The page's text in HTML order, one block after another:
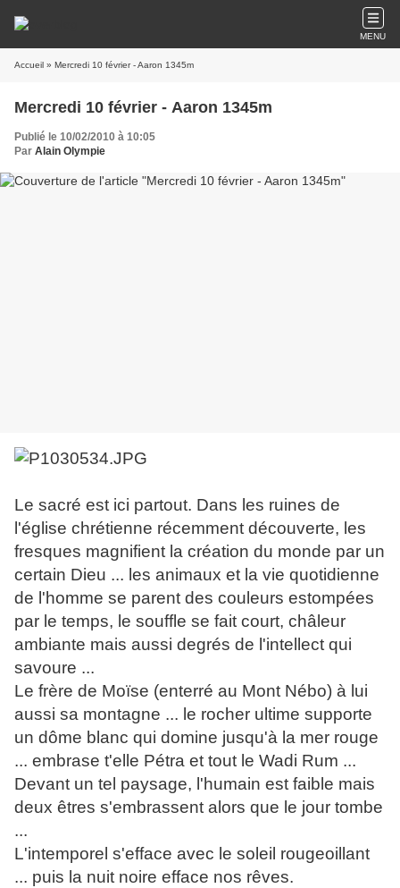
MENU
Accueil » Mercredi 10 février - Aaron 1345m
Mercredi 10 février - Aaron 1345m
Publié le 10/02/2010 à 10:05
Par Alain Olympie
Le sacré est ici partout. Dans les ruines de
l'église chrétienne récemment découverte, les
fresques magnifient la création du monde par un
certain Dieu ... les animaux et la vie quotidienne
de l'homme se parent des couleurs estompées
par le temps, le souffle se fait court, châleur
ambiante mais aussi degrés de l'intellect qui
savoure ...
Le frère de Moïse (enterré au Mont Nébo) à lui
aussi sa montagne ... le rocher ultime supporte
un dôme blanc qui domine jusqu'à la mer rouge
... embrase t'elle Pétra et tout le Wadi Rum ...
Devant un tel paysage, l'humain est faible mais
deux êtres s'embrassent alors que le jour tombe
...
L'intemporel s'efface avec le soleil rougeoillant
... puis la nuit noire efface nos rêves.